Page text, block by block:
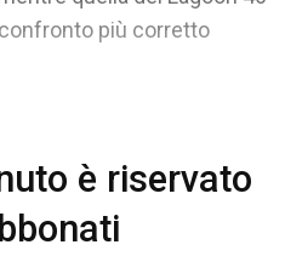
più corretto
è riservato